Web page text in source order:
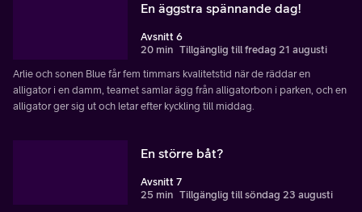
En äggstra spännande dag!
Avsnitt 6
20 min Tillgänglig till fredag 21 augusti
Arlie och sonen Blue får fem timmars kvalitetstid när de räddar en
alligator i en damm, teamet samlar ägg från alligatorbon i parken, och en
alligator ger sig ut och letar efter kyckling till middag.
En större båt?
Avsnitt 7
25 min Tillgänglig till söndag 23 augusti